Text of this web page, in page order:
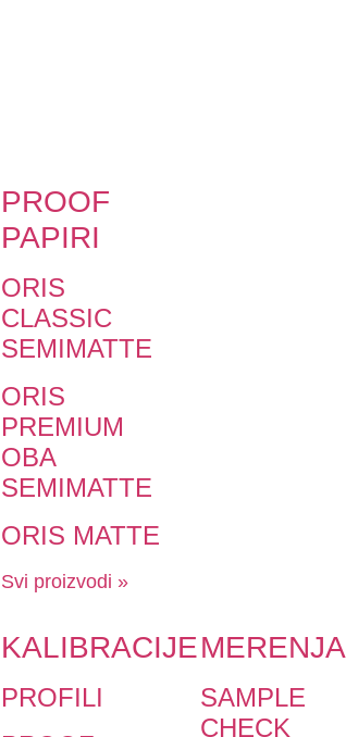
PROOF
PAPIRI
ORIS
CLASSIC
SEMIMATTE
ORIS
PREMIUM
OBA
SEMIMATTE
ORIS MATTE
Svi proizvodi »
KALIBRACIJE
PROFILI
MERENJA
SAMPLE
CHECK